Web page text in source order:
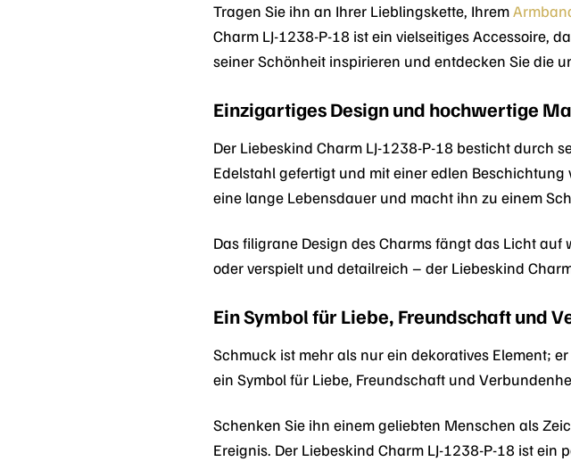
Tragen Sie ihn an Ihrer Lieblingskette, Ihrem
Charm LJ-1238-P-18 ist ein vielseitiges Accessoire,
seiner Schönheit inspirieren und entdecken Sie die
Einzigartiges Design und hochwertige
Der Liebeskind Charm LJ-1238-P-18 besticht durch
Edelstahl gefertigt und mit einer edlen
eine lange Lebensdauer und macht ihn zu einem
Das filigrane Design des Charms fängt das Licht
oder verspielt und detailreich – der Liebeskind
Ein Symbol für Liebe, Freundschaft und
Schmuck ist mehr als nur ein dekoratives Element;
ein Symbol für Liebe, Freundschaft und
Schenken Sie ihn einem geliebten Menschen als
Ereignis. Der Liebeskind Charm LJ-1238-P-18 ist